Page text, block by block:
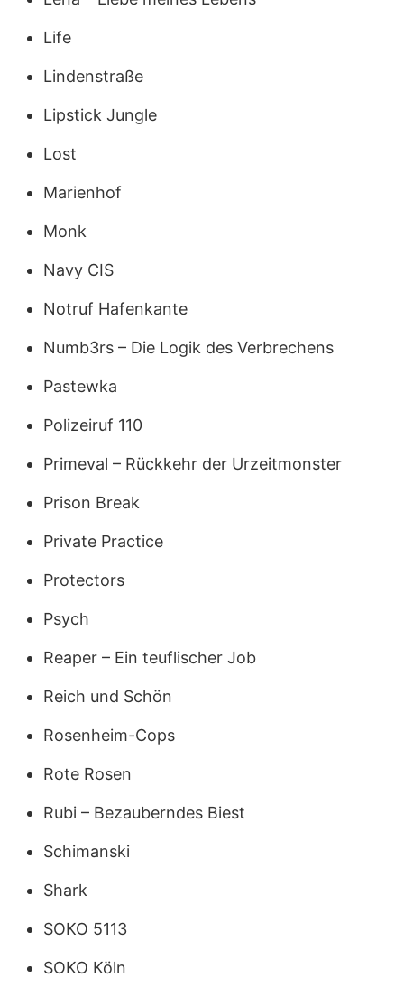
Life
Lindenstraße
Lipstick Jungle
Lost
Marienhof
Monk
Navy CIS
Notruf Hafenkante
Numb3rs – Die Logik des Verbrechens
Pastewka
Polizeiruf 110
Primeval – Rückkehr der Urzeitmonster
Prison Break
Private Practice
Protectors
Psych
Reaper – Ein teuflischer Job
Reich und Schön
Rosenheim-Cops
Rote Rosen
Rubi – Bezauberndes Biest
Schimanski
Shark
SOKO 5113
SOKO Köln